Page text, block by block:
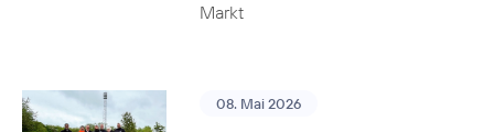
Markt
08. Mai 2026